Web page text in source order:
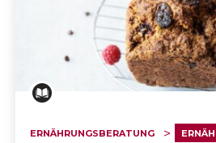
ERNÄHRUNGSBERATUNG